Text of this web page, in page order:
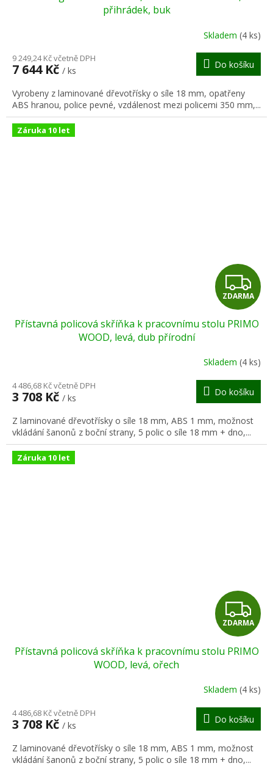
R
M
A
přihrádek, buk
Skladem (4 ks)
9 249,24 Kč včetně DPH
7 644 Kč / ks
Do košíku
Vyrobeny z laminované dřevotřísky o síle 18 mm, opatřeny
ABS hranou, police pevné, vzdálenost mezi policemi 350 mm,...
Záruka 10 let
Z
D
A
R
M
A
ZDARMA
Přístavná policová skříňka k pracovnímu stolu PRIMO
WOOD, levá, dub přírodní
Skladem (4 ks)
4 486,68 Kč včetně DPH
3 708 Kč / ks
Do košíku
Z laminované dřevotřísky o síle 18 mm, ABS 1 mm, možnost
vkládání šanonů z boční strany, 5 polic o síle 18 mm + dno,...
Záruka 10 let
Z
D
A
R
M
A
ZDARMA
Přístavná policová skříňka k pracovnímu stolu PRIMO
WOOD, levá, ořech
Skladem (4 ks)
4 486,68 Kč včetně DPH
3 708 Kč / ks
Do košíku
Z laminované dřevotřísky o síle 18 mm, ABS 1 mm, možnost
vkládání šanonů z boční strany, 5 polic o síle 18 mm + dno,...